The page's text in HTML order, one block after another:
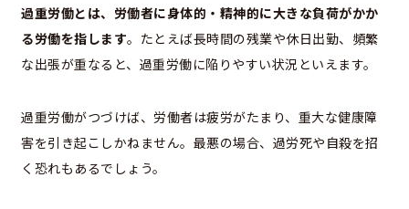
過重労働とは、労働者に身体的・精神的に大きな負荷がかか
る労働を指します。たとえば長時間の残業や休日出勤、頻繁
な出張が重なると、過重労働に陥りやすい状況といえます。
過重労働がつづけば、労働者は疲労がたまり、重大な健康障
害を引き起こしかねません。最悪の場合、過労死や自殺を招
く恐れもあるでしょう。